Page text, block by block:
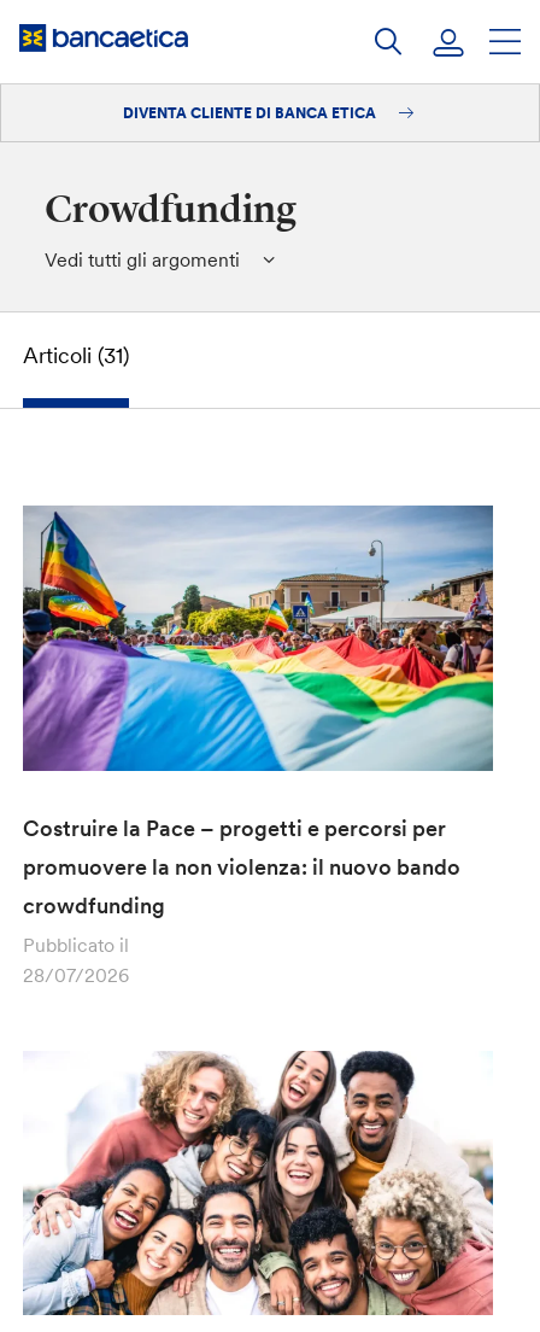
DIVENTA CLIENTE DI BANCA ETICA
Crowdfunding
Vedi tutti gli argomenti
Articoli (31)
Costruire la Pace – progetti e percorsi per
promuovere la non violenza: il nuovo bando
crowdfunding
Pubblicato il
28/07/2026